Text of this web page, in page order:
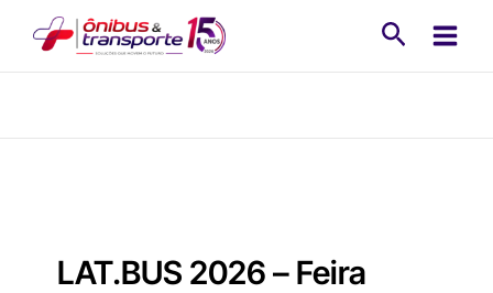
LAT.BUS 2026 – Feira